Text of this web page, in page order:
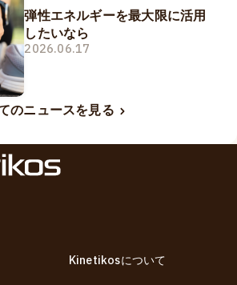
弾性エネルギーを最大限に活用
したいなら
2026.06.17
のニュースを見る
Kinetikosについて